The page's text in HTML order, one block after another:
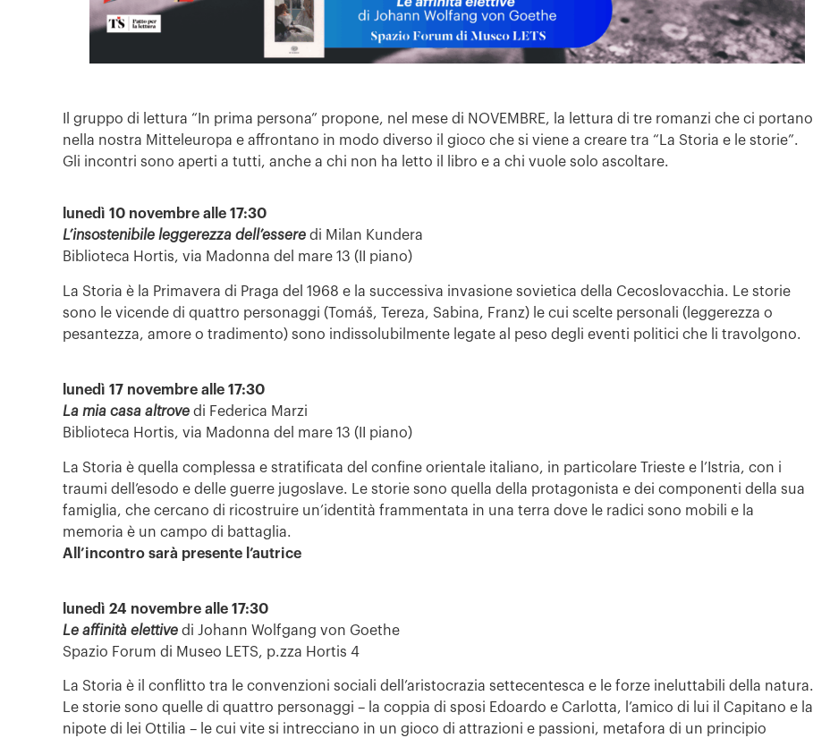
Il gruppo di lettura “In prima persona” propone, nel mese di NOVEMBRE, la lettura di tre romanzi che ci portano
nella nostra Mitteleuropa e affrontano in modo diverso il gioco che si viene a creare tra “La Storia e le storie”.
Gli incontri sono aperti a tutti, anche a chi non ha letto il libro e a chi vuole solo ascoltare.
lunedì 10 novembre alle 17:30
L’insostenibile leggerezza dell’essere di Milan Kundera
Biblioteca Hortis, via Madonna del mare 13 (II piano)
La Storia è la Primavera di Praga del 1968 e la successiva invasione sovietica della Cecoslovacchia. Le storie
sono le vicende di quattro personaggi (Tomáš, Tereza, Sabina, Franz) le cui scelte personali (leggerezza o
pesantezza, amore o tradimento) sono indissolubilmente legate al peso degli eventi politici che li travolgono.
lunedì 17 novembre alle 17:30
La mia casa altrove di Federica Marzi
Biblioteca Hortis, via Madonna del mare 13 (II piano)
La Storia è quella complessa e stratificata del confine orientale italiano, in particolare Trieste e l’Istria, con i
traumi dell’esodo e delle guerre jugoslave. Le storie sono quella della protagonista e dei componenti della sua
famiglia, che cercano di ricostruire un’identità frammentata in una terra dove le radici sono mobili e la
memoria è un campo di battaglia.
All’incontro sarà presente l’autrice
lunedì 24 novembre alle 17:30
Le affinità elettive di Johann Wolfgang von Goethe
Spazio Forum di Museo LETS, p.zza Hortis 4
La Storia è il conflitto tra le convenzioni sociali dell’aristocrazia settecentesca e le forze ineluttabili della natura.
Le storie sono quelle di quattro personaggi – la coppia di sposi Edoardo e Carlotta, l’amico di lui il Capitano e la
nipote di lei Ottilia – le cui vite si intrecciano in un gioco di attrazioni e passioni, metafora di un principio